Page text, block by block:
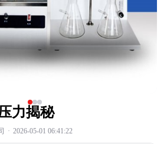
力揭秘
· 2026-05-01 06:41:22